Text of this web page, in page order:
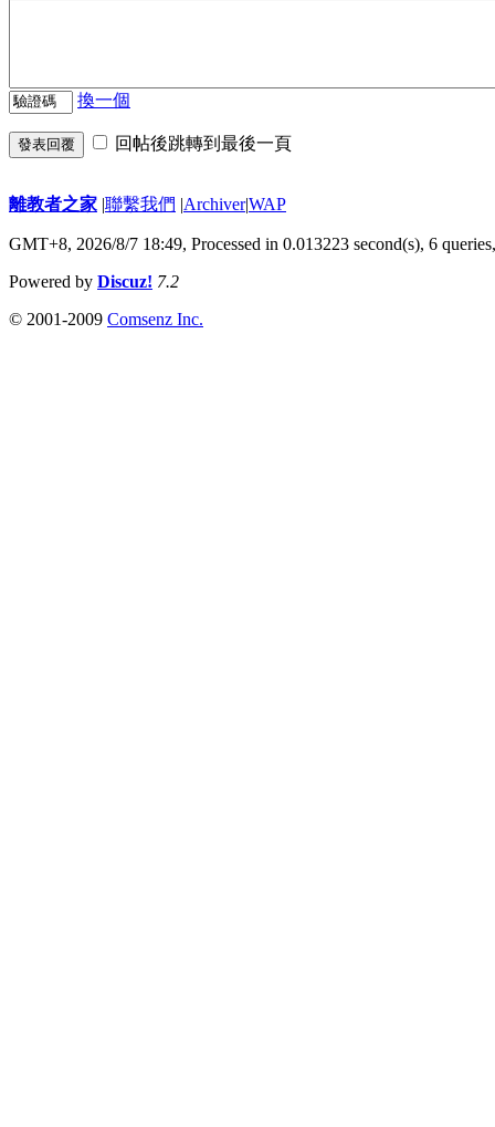
換一個
發表回覆 回帖後跳轉到最後一頁
離教者之家 |聯繫我們 |Archiver|WAP
GMT+8, 2026/8/7 18:49, Processed in 0.013223 second(s), 6
Powered by Discuz! 7.2
© 2001-2009 Comsenz Inc.